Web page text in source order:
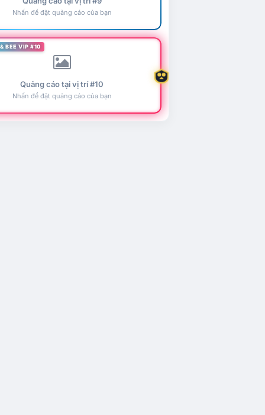
Nhấn để đặt quảng cáo của bạn
BEE VIP #10
Quảng cáo tại vị trí #10
Nhấn để đặt quảng cáo của bạn